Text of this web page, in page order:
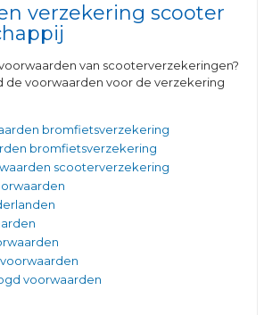
verzekering scooter
van scooterverzekeringen?
de voorwaarden voor de verzekering
bromfietsverzekering
bromfietsverzekering
scooterverzekering
voorwaarden